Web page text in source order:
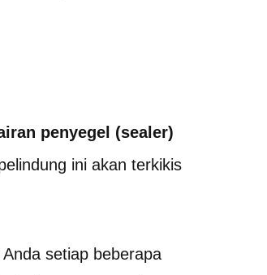
penyegel (sealer)
ini akan terkikis
setiap beberapa